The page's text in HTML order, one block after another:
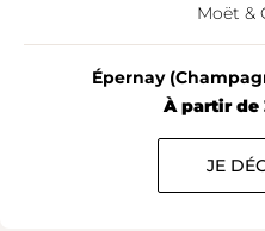
Moët &
Épernay
À partir de
JE